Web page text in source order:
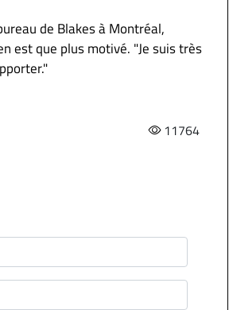
de Blakes à Montréal,
est que plus motivé. "Je suis très
11764